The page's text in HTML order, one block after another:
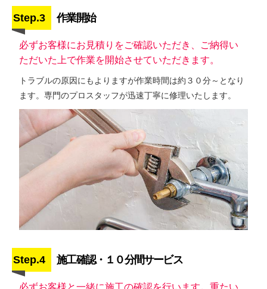
Step.3 作業開始
必ずお客様にお見積りをご確認いただき、ご納得い
ただいた上で作業を開始させていただきます。
トラブルの原因にもよりますが作業時間は約３０分～となり
ます。専門のプロスタッフが迅速丁寧に修理いたします。
Step.4 施工確認・１０分間サービス
必ずお客様と一緒に施工の確認を行います。重たい